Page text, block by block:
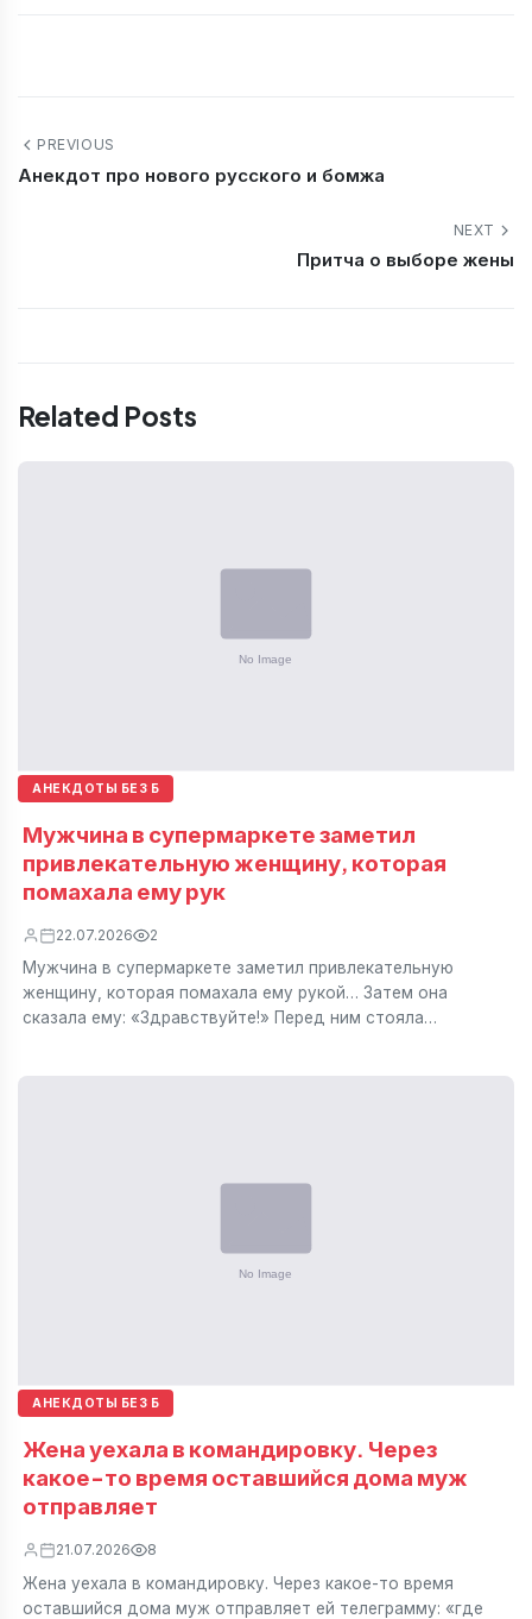
PREVIOUS
Анекдот про нового русского и бомжа
NEXT
Притча о выборе жены
Related Posts
АНЕКДОТЫ БЕЗ Б
Мужчина в супермаркете заметил
привлекательную женщину, которая
помахала ему рук
22.07.2026 2
Мужчина в супермаркете заметил привлекательную
женщину, которая помахала ему рукой… Затем она
сказала ему: «Здравствуйте!» Перед ним стояла…
АНЕКДОТЫ БЕЗ Б
Жена уехала в командировку. Через
какое-то время оставшийся дома муж
отправляет
21.07.2026 8
Жена уехала в командировку. Через какое-то время
оставшийся дома муж отправляет ей телеграмму: «где